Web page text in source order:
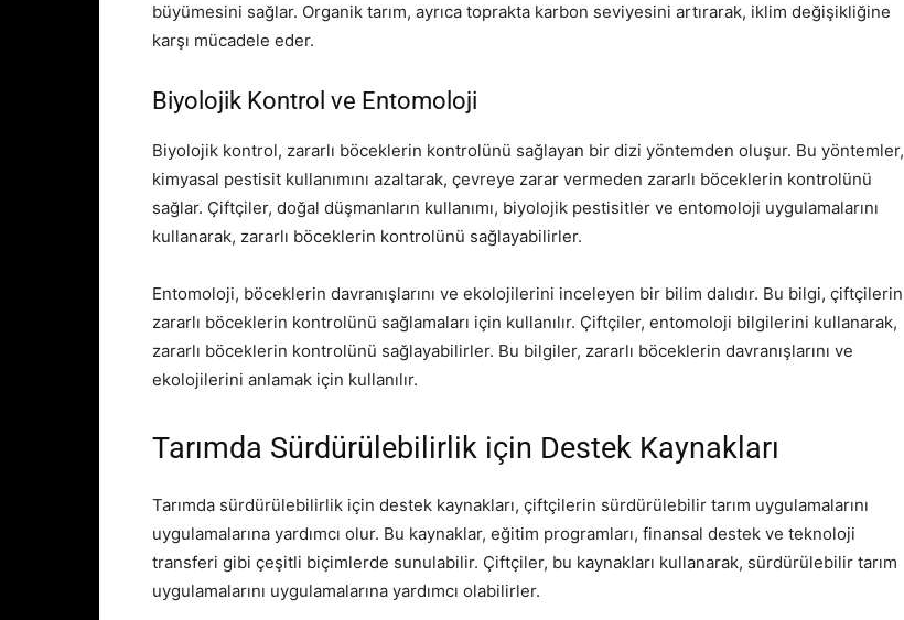
büyümesini sağlar. Organik tarım, ayrıca toprakta karbon seviyesini artırarak, iklim değişikliğine
karşı mücadele eder.
Biyolojik Kontrol ve Entomoloji
Biyolojik kontrol, zararlı böceklerin kontrolünü sağlayan bir dizi yöntemden oluşur. Bu yöntemler,
kimyasal pestisit kullanımını azaltarak, çevreye zarar vermeden zararlı böceklerin kontrolünü
sağlar. Çiftçiler, doğal düşmanların kullanımı, biyolojik pestisitler ve entomoloji uygulamalarını
kullanarak, zararlı böceklerin kontrolünü sağlayabilirler.
Entomoloji, böceklerin davranışlarını ve ekolojilerini inceleyen bir bilim dalıdır. Bu bilgi, çiftçilerin
zararlı böceklerin kontrolünü sağlamaları için kullanılır. Çiftçiler, entomoloji bilgilerini kullanarak,
zararlı böceklerin kontrolünü sağlayabilirler. Bu bilgiler, zararlı böceklerin davranışlarını ve
ekolojilerini anlamak için kullanılır.
Tarımda Sürdürülebilirlik için Destek Kaynakları
Tarımda sürdürülebilirlik için destek kaynakları, çiftçilerin sürdürülebilir tarım uygulamalarını
uygulamalarına yardımcı olur. Bu kaynaklar, eğitim programları, finansal destek ve teknoloji
transferi gibi çeşitli biçimlerde sunulabilir. Çiftçiler, bu kaynakları kullanarak, sürdürülebilir tarım
uygulamalarını uygulamalarına yardımcı olabilirler.